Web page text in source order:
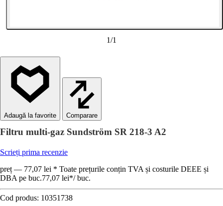
1/1
Comparare
Filtru multi-gaz Sundström SR 218-3 A2
Scrieți prima recenzie
preț — 77,07 lei * Toate prețurile conțin TVA și costurile DEEE și
DBA pe buc.77,07 lei*/ buc.
Cod produs: 10351738